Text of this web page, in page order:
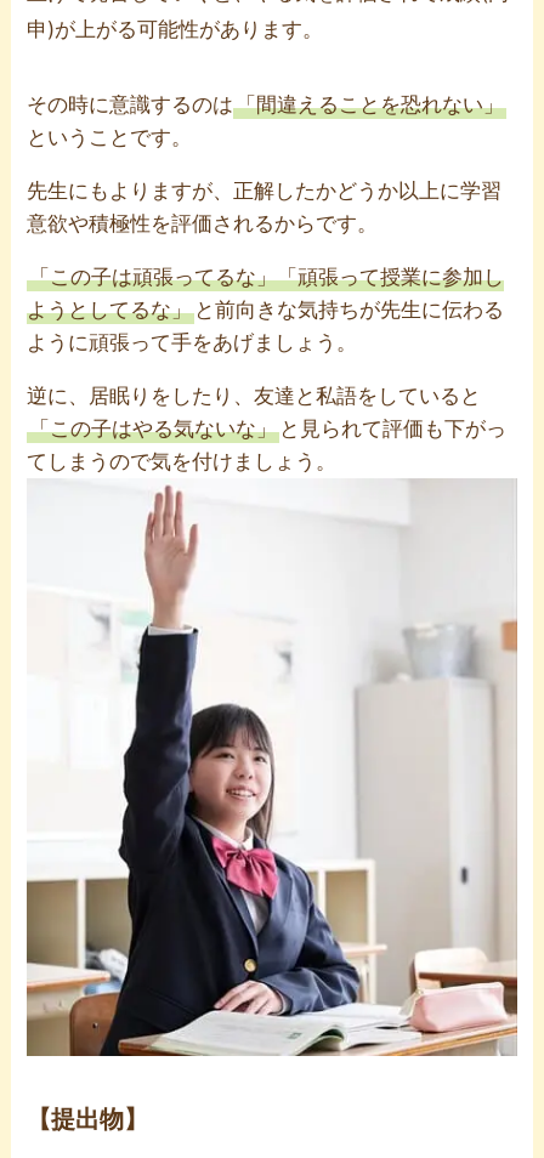
申)が上がる可能性があります。
その時に意識するのは「間違えることを恐れない」
ということです。
先生にもよりますが、正解したかどうか以上に学習
意欲や積極性を評価されるからです。
「この子は頑張ってるな」「頑張って授業に参加し
ようとしてるな」 と前向きな気持ちが先生に伝わる
ように頑張って手をあげましょう。
逆に、居眠りをしたり、友達と私語をしていると
「この子はやる気ないな」 と見られて評価も下がっ
てしまうので気を付けましょう。
【提出物】